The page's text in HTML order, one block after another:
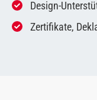
Design-
Zertifikate,